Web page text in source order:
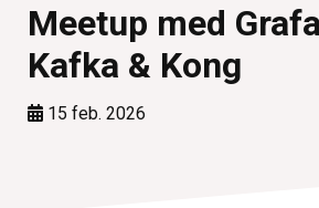
Meetup med
Kafka & Kong
15 feb. 2026